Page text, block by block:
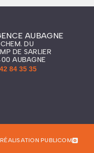
AUBAGNE
CHEM. DU
DE SARLIER
AUBAGNE
84 35 35
PUBLICOM